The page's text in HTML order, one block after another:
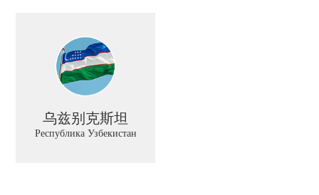
乌兹别克斯坦
Республика Узбекистан